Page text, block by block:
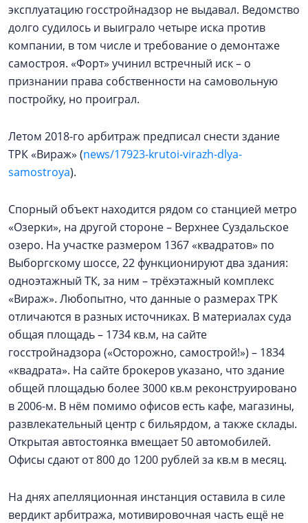
эксплуатацию госстройнадзор не выдавал. Ведомство
долго судилось и выиграло четыре иска против
компании, в том числе и требование о демонтаже
самостроя. «Форт» учинил встречный иск – о
признании права собственности на самовольную
постройку, но проиграл.
Летом 2018-го арбитраж предписал снести здание
ТРК «Вираж» (news/17923-krutoi-virazh-dlya-
samostroya).
Спорный объект находится рядом со станцией метро
«Озерки», на другой стороне – Верхнее Суздальское
озеро. На участке размером 1367 «квадратов» по
Выборгскому шоссе, 22 функционируют два здания:
одноэтажный ТК, за ним – трёхэтажный комплекс
«Вираж». Любопытно, что данные о размерах ТРК
отличаются в разных источниках. В материалах суда
общая площадь – 1734 кв.м, на сайте
госстройнадзора («Осторожно, самострой!») – 1834
«квадрата». На сайте брокеров указано, что здание
общей площадью более 3000 кв.м реконструировано
в 2006-м. В нём помимо офисов есть кафе, магазины,
развлекательный центр с бильярдом, а также склады.
Открытая автостоянка вмещает 50 автомобилей.
Офисы сдают от 800 до 1200 рублей за кв.м в месяц.
На днях апелляционная инстанция оставила в силе
вердикт арбитража, мотивировочная часть ещё не